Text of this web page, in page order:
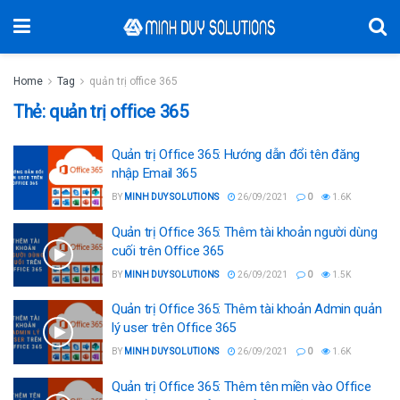
Home Tag quản trị office 365
Thẻ: quản trị office 365
Quản trị Office 365: Hướng dẫn đổi tên đăng
nhập Email 365
BY MINH DUY SOLUTIONS 26/09/2021 0 1.6K
Quản trị Office 365: Thêm tài khoản người dùng
cuối trên Office 365
BY MINH DUY SOLUTIONS 26/09/2021 0 1.5K
Quản trị Office 365: Thêm tài khoản Admin quản
lý user trên Office 365
BY MINH DUY SOLUTIONS 26/09/2021 0 1.6K
Quản trị Office 365: Thêm tên miền vào Office